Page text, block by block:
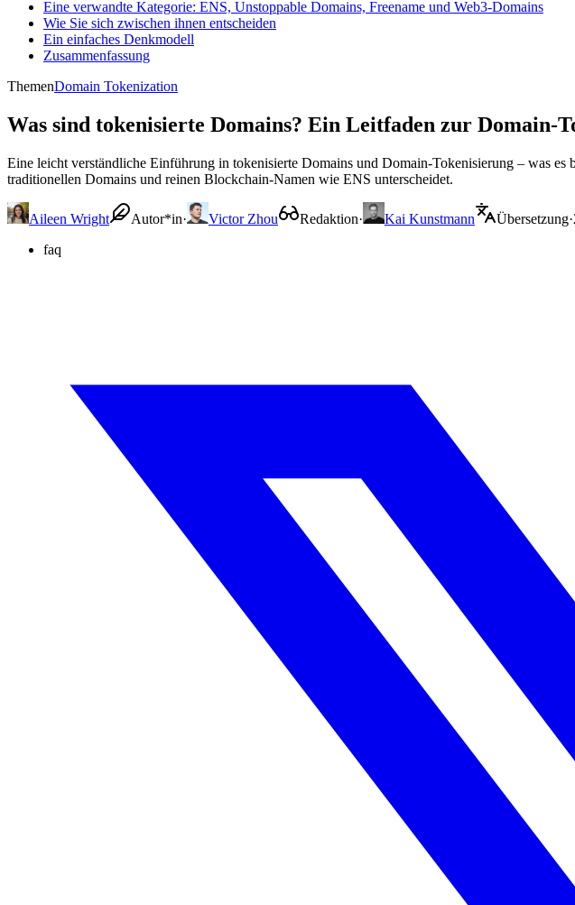
Eine verwandte Kategorie: ENS, Unstoppable Domains, Freename und Web3-Domains
Wie Sie sich zwischen ihnen entscheiden
Ein einfaches Denkmodell
Zusammenfassung
ThemenDomain Tokenization
Was sind tokenisierte Domains? Ein Leitfaden zur Domain-
Eine leicht verständliche Einführung in tokenisierte Domains und Domain-Tokenisierung – was
traditionellen Domains und reinen Blockchain-Namen wie ENS unterscheidet.
Aileen Wright Autor*in· Victor Zhou Redaktion· Kai Kunstmann Übersetzung·
faq